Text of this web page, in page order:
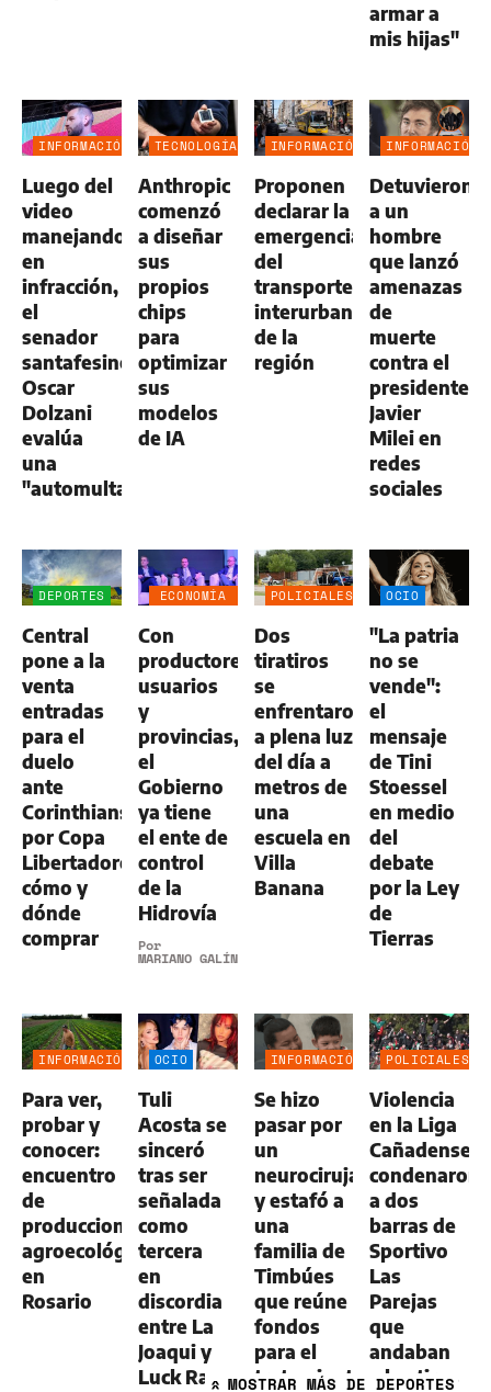
armar a
mis hijas"
INFORMACIÓN
Luego del
video
manejando
en
infracción,
el
senador
santafesino
Oscar
Dolzani
evalúa
una
"automulta"
TECNOLOGÍA
Anthropic
comenzó
a diseñar
sus
propios
chips
para
optimizar
sus
modelos
de IA
INFORMACIÓN
Proponen
declarar la
emergencia
del
transporte
interurbano
de la
región
INFORMACIÓN
Detuvieron
a un
hombre
que lanzó
amenazas
de
muerte
contra el
presidente
Javier
Milei en
redes
sociales
DEPORTES
Central
pone a la
venta
entradas
para el
duelo
ante
Corinthians
por Copa
Libertadores:
cómo y
dónde
comprar
ECONOMÍA
Con
productores,
usuarios
y
provincias,
el
Gobierno
ya tiene
el ente de
control
de la
Hidrovía
Por
MARIANO GALÍNDEZ
POLICIALES
Dos
tiratiros
se
enfrentaron
a plena luz
del día a
metros de
una
escuela en
Villa
Banana
OCIO
"La patria
no se
vende":
el
mensaje
de Tini
Stoessel
en medio
del
debate
por la Ley
de
Tierras
INFORMACIÓN
Para ver,
probar y
conocer:
encuentro
de
producciones
agroecológicas
en
Rosario
OCIO
Tuli
Acosta se
sinceró
tras ser
señalada
como
tercera
en
discordia
entre La
Joaqui y
Luck Ra
INFORMACIÓN
Se hizo
pasar por
un
neurocirujano
y estafó a
una
familia de
Timbúes
que reúne
fondos
para el
tratamiento
POLICIALES
Violencia
en la Liga
Cañadense:
condenaron
a dos
barras de
Sportivo
Las
Parejas
que
andaban
a los tiros
» MOSTRAR MÁS DE DEPORTES